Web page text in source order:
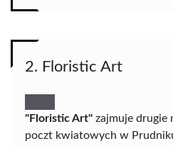
2. Floristic Art
"Floristic Art" zajmuje drugie
poczt kwiatowych w